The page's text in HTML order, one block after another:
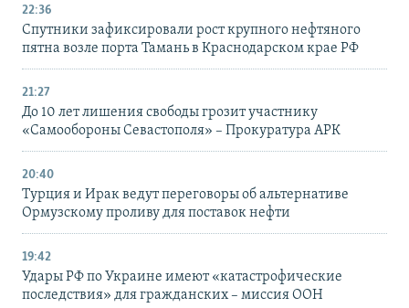
22:36
Спутники зафиксировали рост крупного нефтяного
пятна возле порта Тамань в Краснодарском крае РФ
21:27
До 10 лет лишения свободы грозит участнику
«Самообороны Севастополя» – Прокуратура АРК
20:40
Турция и Ирак ведут переговоры об альтернативе
Ормузскому проливу для поставок нефти
19:42
Удары РФ по Украине имеют «катастрофические
последствия» для гражданских – миссия ООН